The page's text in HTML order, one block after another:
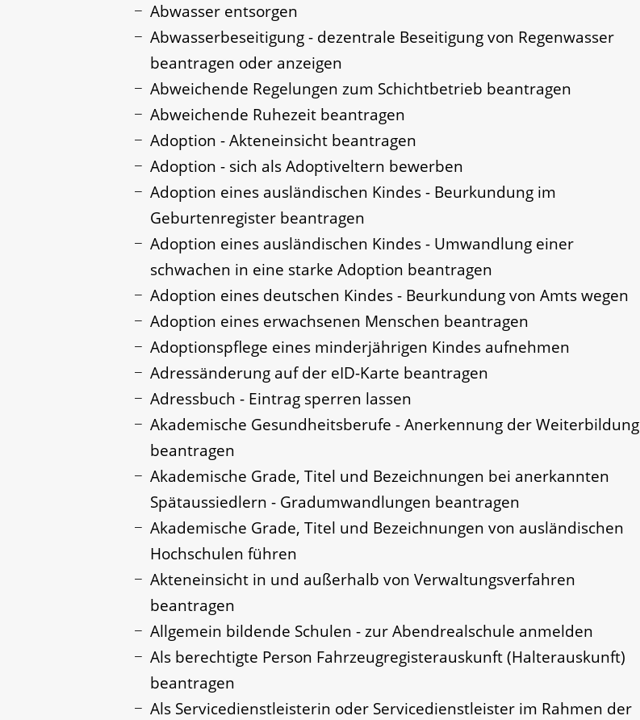
Abwasser entsorgen
Abwasserbeseitigung - dezentrale Beseitigung von Regenwasser
beantragen oder anzeigen
Abweichende Regelungen zum Schichtbetrieb beantragen
Abweichende Ruhezeit beantragen
Adoption - Akteneinsicht beantragen
Adoption - sich als Adoptiveltern bewerben
Adoption eines ausländischen Kindes - Beurkundung im
Geburtenregister beantragen
Adoption eines ausländischen Kindes - Umwandlung einer
schwachen in eine starke Adoption beantragen
Adoption eines deutschen Kindes - Beurkundung von Amts wegen
Adoption eines erwachsenen Menschen beantragen
Adoptionspflege eines minderjährigen Kindes aufnehmen
Adressänderung auf der eID-Karte beantragen
Adressbuch - Eintrag sperren lassen
Akademische Gesundheitsberufe - Anerkennung der Weiterbildung
beantragen
Akademische Grade, Titel und Bezeichnungen bei anerkannten
Spätaussiedlern - Gradumwandlungen beantragen
Akademische Grade, Titel und Bezeichnungen von ausländischen
Hochschulen führen
Akteneinsicht in und außerhalb von Verwaltungsverfahren
beantragen
Allgemein bildende Schulen - zur Abendrealschule anmelden
Als berechtigte Person Fahrzeugregisterauskunft (Halterauskunft)
beantragen
Als Servicedienstleisterin oder Servicedienstleister im Rahmen der